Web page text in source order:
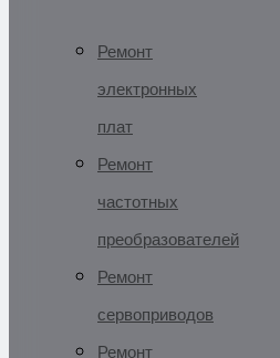
Ремонт
электронных
плат
Ремонт
частотных
преобразователей
Ремонт
сервоприводов
Ремонт